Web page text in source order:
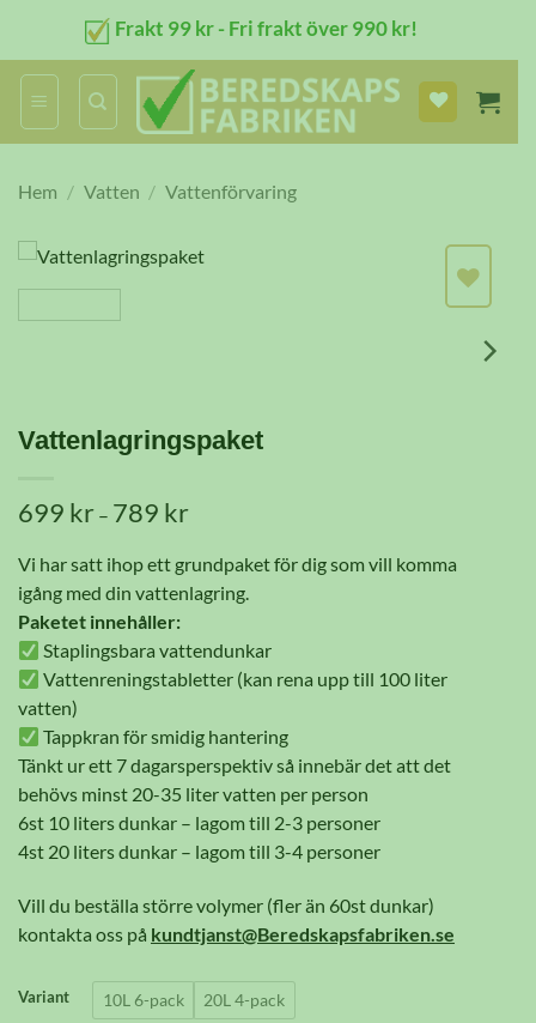
content
Frakt 99 kr - Fri frakt över 990 kr!
Hem / Vatten / Vattenförvaring
Vattenlagringspaket
699 kr – 789 krPrisintervall:
789 kr
Vi har satt ihop ett grundpaket för dig som vill komma
igång med din vattenlagring.
Paketet innehåller:
Staplingsbara vattendunkar
Vattenreningstabletter (kan rena upp till 100 liter
vatten)
Tappkran för smidig hantering
Tänkt ur ett 7 dagarsperspektiv så innebär det att det
behövs minst 20-35 liter vatten per person
6st 10 liters dunkar – lagom till 2-3 personer
4st 20 liters dunkar – lagom till 3-4 personer
Vill du beställa större volymer (fler än 60st dunkar)
kontakta oss på kundtjanst@Beredskapsfabriken.se
Variant 10L 6-pack
20L 4-pack